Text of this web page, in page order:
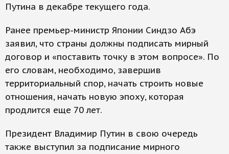
Путина в декабре текущего года.
Ранее премьер-министр Японии Синдзо Абэ
заявил, что страны должны подписать мирный
договор и «поставить точку в этом вопросе». По
его словам, необходимо, завершив
территориальный спор, начать строить новые
отношения, начать новую эпоху, которая
продлится еще 70 лет.
Президент Владимир Путин в свою очередь
также выступил за подписание мирного